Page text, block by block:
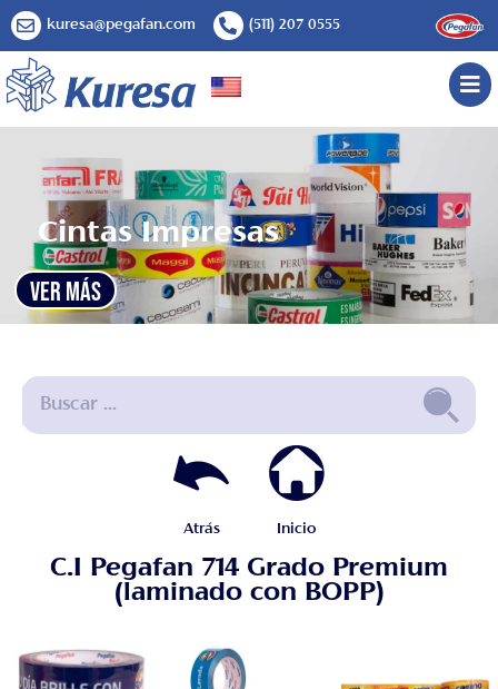
kuresa@pegafan.com (511) 207 0555
Cintas Impresas
VER MÁS
Atrás Inicio
C.I Pegafan 714 Grado Premium
(laminado con BOPP)